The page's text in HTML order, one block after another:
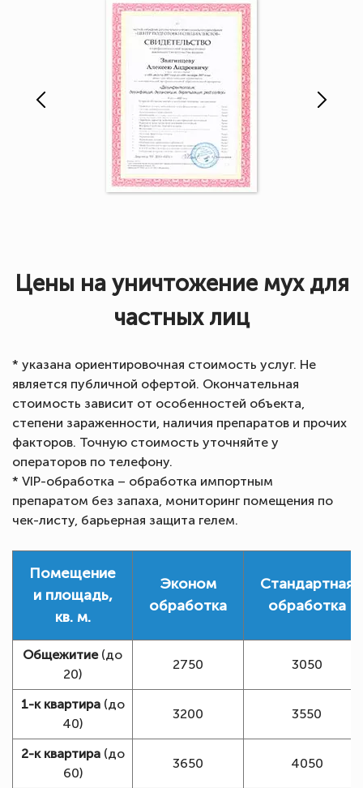
Цены на уничтожение мух для
частных лиц
* указана ориентировочная стоимость услуг. Не
является публичной офертой. Окончательная
стоимость зависит от особенностей объекта,
степени зараженности, наличия препаратов и прочих
факторов. Точную стоимость уточняйте у
операторов по телефону.
* VIP-обработка – обработка импортным
препаратом без запаха, мониторинг помещения по
чек-листу, барьерная защита гелем.
Помещение
и площадь,
кв. м.
Эконом
обработка
Стандартная
обработка
Общежитие(до
20)
2750 3050
1-к квартира(до
40)
3200 3550
2-к квартира(до
60)
3650 4050